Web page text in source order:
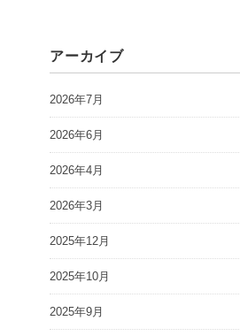
アーカイブ
2026年7月
2026年6月
2026年4月
2026年3月
2025年12月
2025年10月
2025年9月